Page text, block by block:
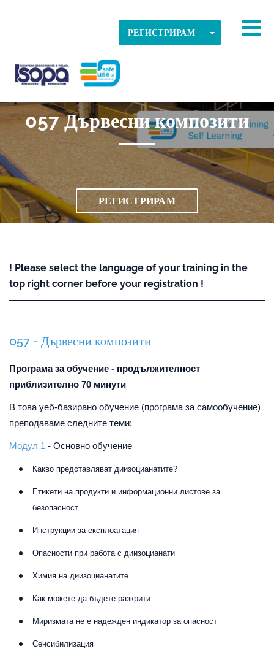
РЕГИСТРИРАМ TOGGLE
ISOPA-AISBL
057 Дървесни композити
РЕГИСТРИРАМ
! Please select the language of your training in the
top right corner before your registration !
057 - Дървесни композити
Програма за обучение - продължителност
приблизително 70 минути
В това уеб-базирано обучение (програма за самообучение)
преподаваме следните теми:
Модул 1 - Основно обучение
Какво представляват диизоцианатите?
Етикети на продукти и информационни листове за
безопасност
Инструкции за експлоатация
Опасности при работа с диизоцианати
Химия на диизоцианатите
Как можете да бъдете разкрити
Миризмата не е надежден индикатор за опасност
Сенсибилизация